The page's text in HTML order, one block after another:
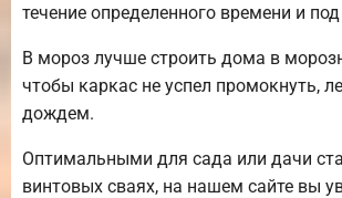
течение определенного времени и
В мороз лучше строить дома в
чтобы каркас не успел промокнуть,
дождем.
Оптимальными для сада или дачи
винтовых сваях, на нашем сайте вы